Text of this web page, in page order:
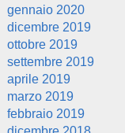
gennaio 2020
dicembre 2019
ottobre 2019
settembre 2019
aprile 2019
marzo 2019
febbraio 2019